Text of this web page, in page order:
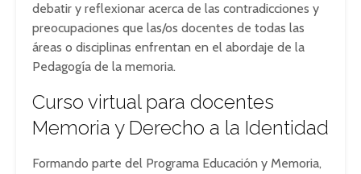
debatir y reflexionar acerca de las contradicciones y
preocupaciones que las/os docentes de todas las
áreas o disciplinas enfrentan en el abordaje de la
Pedagogía de la memoria.
Curso virtual para docentes
Memoria y Derecho a la Identidad
Formando parte del Programa Educación y Memoria,